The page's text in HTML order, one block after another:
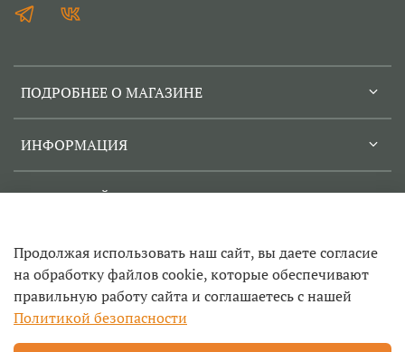
ПОДРОБНЕЕ О МАГАЗИНЕ
ИНФОРМАЦИЯ
СЕРВИСНЫЙ ЦЕНТР
© 2022-2026
Продолжая использовать наш сайт, вы даете согласие
на обработку файлов cookie, которые обеспечивают
правильную работу сайта и соглашаетесь с нашей
Политикой безопасности